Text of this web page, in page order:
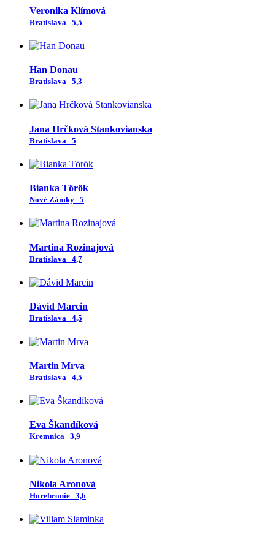
Veronika Klímová
Bratislava 5,5
Han Donau
Bratislava 5,3
Jana Hrčková Stankovianska
Bratislava 5
Bianka Török
Nové Zámky 5
Martina Rozinajová
Bratislava 4,7
Dávid Marcin
Bratislava 4,5
Martin Mrva
Bratislava 4,5
Eva Škandíková
Kremnica 3,9
Nikola Aronová
Horehronie 3,6